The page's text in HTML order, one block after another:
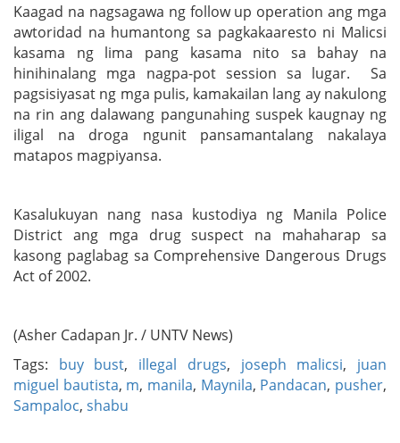
Kaagad na nagsagawa ng follow up operation ang mga
awtoridad na humantong sa pagkakaaresto ni Malicsi
kasama ng lima pang kasama nito sa bahay na
hinihinalang mga nagpa-pot session sa lugar. Sa
pagsisiyasat ng mga pulis, kamakailan lang ay nakulong
na rin ang dalawang pangunahing suspek kaugnay ng
iligal na droga ngunit pansamantalang nakalaya
matapos magpiyansa.
Kasalukuyan nang nasa kustodiya ng Manila Police
District ang mga drug suspect na mahaharap sa
kasong paglabag sa Comprehensive Dangerous Drugs
Act of 2002.
(Asher Cadapan Jr. / UNTV News)
Tags: buy bust, illegal drugs, joseph malicsi, juan
miguel bautista, m, manila, Maynila, Pandacan, pusher,
Sampaloc, shabu